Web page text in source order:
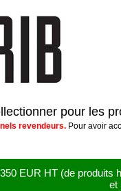
pour les
revendeurs. Pour avoir
EUR HT (de
et